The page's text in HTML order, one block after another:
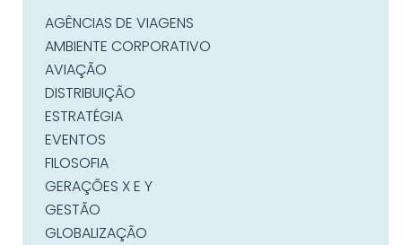
AGÊNCIAS DE VIAGENS
AMBIENTE CORPORATIVO
AVIAÇÃO
DISTRIBUIÇÃO
ESTRATÉGIA
EVENTOS
FILOSOFIA
GERAÇÕES X E Y
GESTÃO
GLOBALIZAÇÃO